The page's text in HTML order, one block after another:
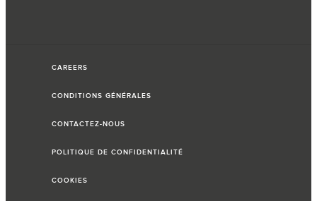
CAREERS
CONDITIONS GÉNÉRALES
CONTACTEZ-NOUS
POLITIQUE DE CONFIDENTIALITÉ
COOKIES